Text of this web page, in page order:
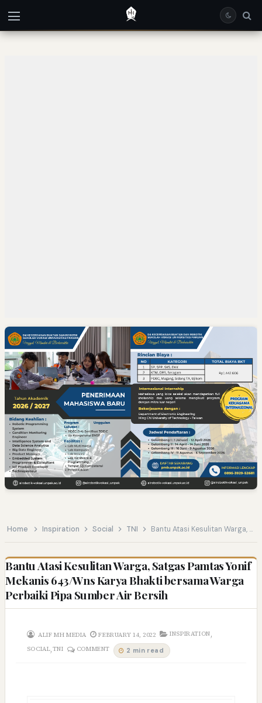
Home Inspiration Social TNI Bantu Atasi Kesulitan Warga, Satgas Pamtas Yonif Mekanis 643/Wns Karya Bhakti bersama Warga Perbaiki Pipa Sumber Air Bersih
Bantu Atasi Kesulitan Warga, Satgas Pamtas Yonif
Mekanis 643/Wns Karya Bhakti bersama Warga
Perbaiki Pipa Sumber Air Bersih
ALIF MH MEDIA FEBRUARY 14, 2022 INSPIRATION,
SOCIAL,TNI COMMENT 2 min read